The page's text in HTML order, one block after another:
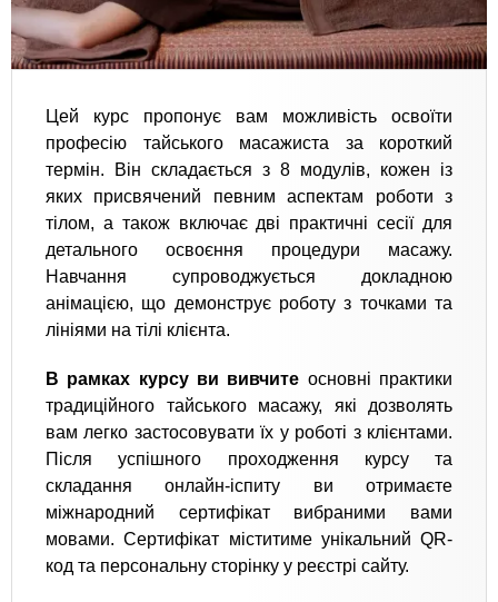
Цей курс пропонує вам можливість освоїти
професію тайського масажиста за короткий
термін. Він складається з 8 модулів, кожен із
яких присвячений певним аспектам роботи з
тілом, а також включає дві практичні сесії для
детального освоєння процедури масажу.
Навчання супроводжується докладною
анімацією, що демонструє роботу з точками та
лініями на тілі клієнта.
В рамках курсу ви вивчите основні практики
традиційного тайського масажу, які дозволять
вам легко застосовувати їх у роботі з клієнтами.
Після успішного проходження курсу та
складання онлайн-іспиту ви отримаєте
міжнародний сертифікат вибраними вами
мовами. Сертифікат міститиме унікальний QR-
код та персональну сторінку у реєстрі сайту.